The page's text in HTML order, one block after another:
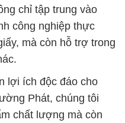
chỉ tập trung vào
công nghiệp thực
mà còn hỗ trợ trong
lợi ích độc đáo cho
Phát, chúng tôi
chất lượng mà còn